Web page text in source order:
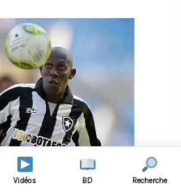
l’a enlevé pour
Vidéos BD Recherche